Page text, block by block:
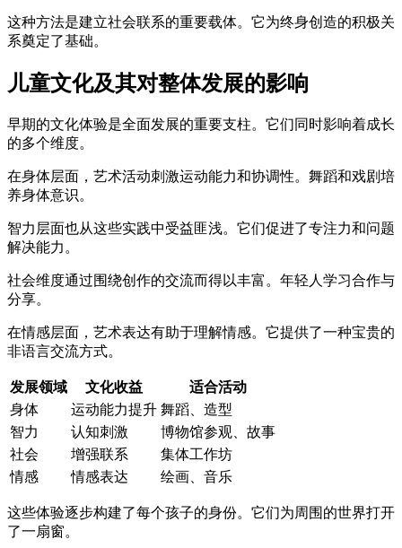
这种方法是建立社会联系的重要载体。它为终身创造的积极关
系奠定了基础。
儿童文化及其对整体发展的影响
早期的文化体验是全面发展的重要支柱。它们同时影响着成长
的多个维度。
在身体层面，艺术活动刺激运动能力和协调性。舞蹈和戏剧培
养身体意识。
智力层面也从这些实践中受益匪浅。它们促进了专注力和问题
解决能力。
社会维度通过围绕创作的交流而得以丰富。年轻人学习合作与
分享。
在情感层面，艺术表达有助于理解情感。它提供了一种宝贵的
非语言交流方式。
发展领域 文化收益
适合活动
身体
运动能力提升 舞蹈、造型
智力
认知刺激
博物馆参观、故事
社会
增强联系
集体工作坊
情感
情感表达 绘画、音乐
这些体验逐步构建了每个孩子的身份。它们为周围的世界打开
了一扇窗。